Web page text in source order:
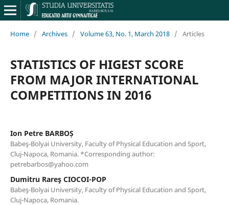
Home / Archives / Volume 63, No. 1, March 2018 / Articles
STATISTICS OF HIGEST SCORE
FROM MAJOR INTERNATIONAL
COMPETITIONS IN 2016
Ion Petre BARBOȘ
Babeş-Bolyai University, Faculty of Physical Education and Sport,
Cluj-Napoca, Romania. *Corresponding author:
petrebarbos@yahoo.com
Dumitru Rareş CIOCOI-POP
Babeş-Bolyai University, Faculty of Physical Education and Sport,
Cluj-Napoca, Romania.